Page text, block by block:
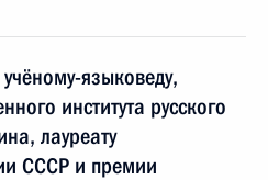
языковеду,
института русского
лауреату
СССР и премии